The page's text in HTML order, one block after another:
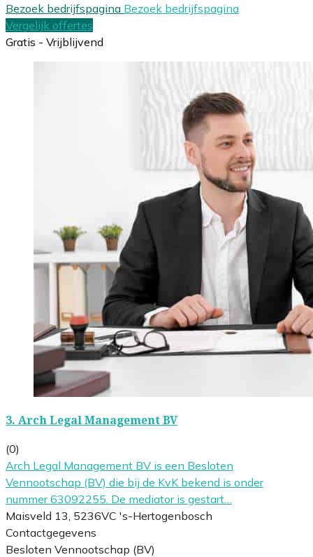
Bezoek bedrijfspagina Bezoek bedrijfspagina
Vergelijk offertes
Gratis - Vrijblijvend
3. Arch Legal Management BV
(0)
Arch Legal Management BV is een Besloten
Vennootschap (BV) die bij de KvK bekend is onder
nummer 63092255. De mediator is gestart…
Maisveld 13, 5236VC 's-Hertogenbosch
Contactgegevens
Besloten Vennootschap (BV)